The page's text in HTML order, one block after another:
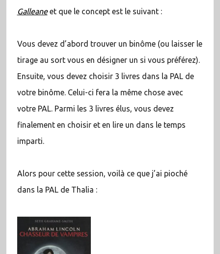
Galleaneet que le concept est le suivant :
Vous devez d’abord trouver un binôme (ou laisser le
tirage au sort vous en désigner un si vous préférez).
Ensuite, vous devez choisir 3 livres dans la PAL de
votre binôme. Celui-ci fera la même chose avec
votre PAL. Parmi les 3 livres élus, vous devez
finalement en choisir et en lire un dans le temps
imparti.
Alors pour cette session, voilà ce que j’ai pioché
dans la PAL de Thalia :